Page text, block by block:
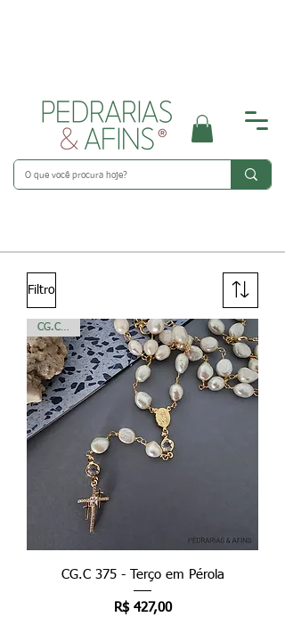
Filtro
CG.C 375
CG.C 375 - Terço em Pérola
Preço
R$ 427,00